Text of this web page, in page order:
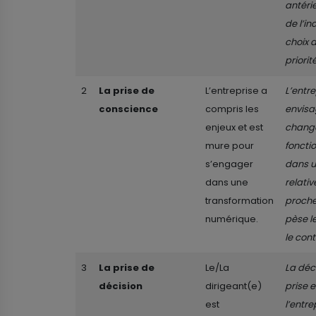
de
choix
2
La prise de
conscience
L’entreprise a
compris les
enjeux et est
mure pour
s’engager
dans une
transformation
numérique.
dans
pèse
le
3
La prise de
décision
Le/La
dirigeant(e)
est
La
prise